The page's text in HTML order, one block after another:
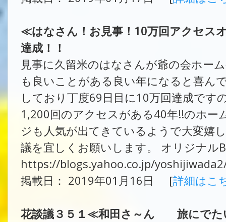
≪はなさん！お見事！10万回アクセス
達成！！
見事に久留米のはなさんが爺の会ホー
も良いことがある良い年になると喜ん
しており丁度69日目に10万回達成です
1,200回のアクセスがある40年!!のホ
ジも人気が出てきているようで大変嬉
議を宜しくお願いします。 オリジナル
https://blogs.yahoo.co.jp/
掲載日： 2019年01月16日 [詳細はこ
花談議３５１≪和田さ～ん 旅にでた